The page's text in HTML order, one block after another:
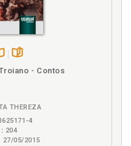
- Contos
THEREZA
4
204
27/05/2015